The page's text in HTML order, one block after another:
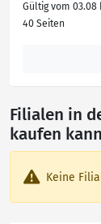
Gültig vom 03.08
40 Seiten
Filialen in
kaufen
Keine